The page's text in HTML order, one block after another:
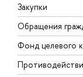
Закупки
Обращения
Фонд целевого